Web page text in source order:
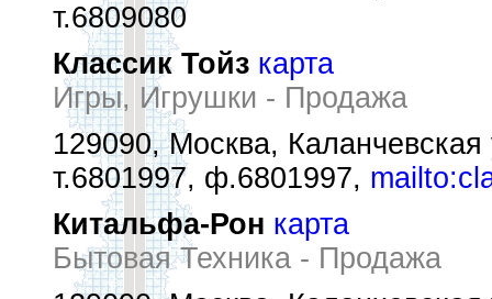
т.6809080
Классик Тойз карта
Игры, Игрушки - Продажа
129090, Москва, Каланчевская
т.6801997, ф.6801997,
Китальфа-Рон карта
Бытовая Техника - Продажа